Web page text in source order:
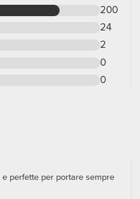
200
24
2
0
0
perfette per portare sempre